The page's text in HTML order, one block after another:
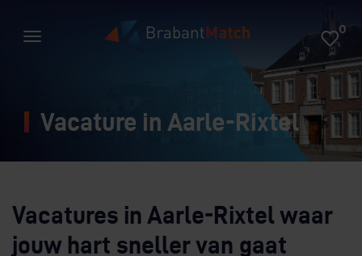
0
Vacature in Aarle-Rixtel
Vacatures in Aarle-Rixtel waar
jouw hart sneller van gaat